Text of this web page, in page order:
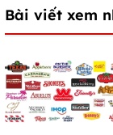
Bài viết xem